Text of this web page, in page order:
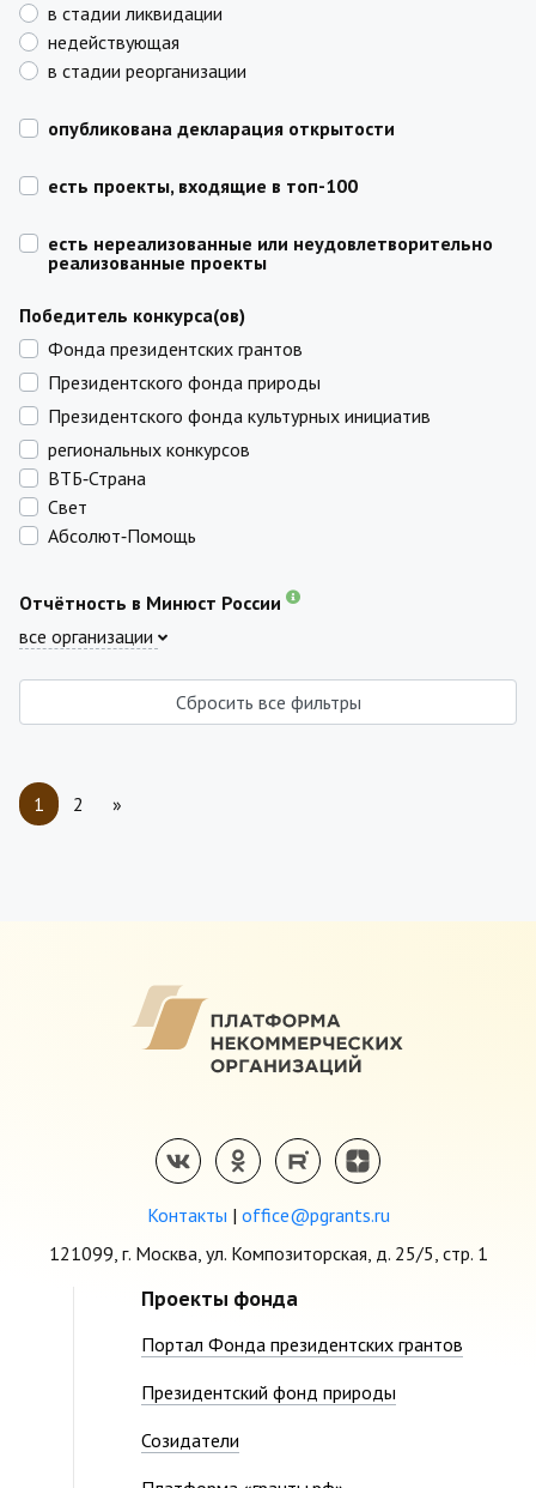
в стадии ликвидации
недействующая
в стадии реорганизации
опубликована декларация открытости
есть проекты, входящие в топ-100
есть нереализованные или неудовлетворительно
реализованные проекты
Победитель конкурса(ов)
Фонда президентских грантов
Президентского фонда природы
Президентского фонда культурных инициатив
региональных конкурсов
ВТБ‑Страна
Свет
Абсолют‑Помощь
Отчётность в Минюст России
все организации
Сбросить все фильтры
1 2 »
Контакты | office@pgrants.ru
121099, г. Москва, ул. Композиторская, д. 25/5, стр. 1
Проекты фонда
Портал Фонда президентских грантов
Президентский фонд природы
Созидатели